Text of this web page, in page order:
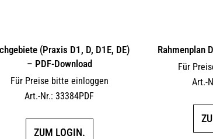
(Praxis D1, D, D1E, DE)
– PDF-Download
Für Preise bitte einloggen
Art.-Nr.: 33384PDF
ZUM LOGIN.
Rahmenplan
Für
Art.-